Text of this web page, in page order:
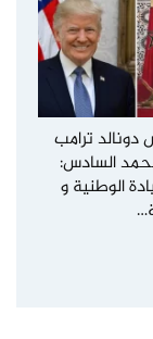
دونالد ترامب
السادس:
الوطنية و